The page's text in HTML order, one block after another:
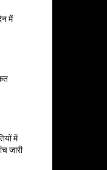
में
में
जारी